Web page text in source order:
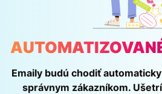
Emaily budú chodiť
správnym zákazníkom.